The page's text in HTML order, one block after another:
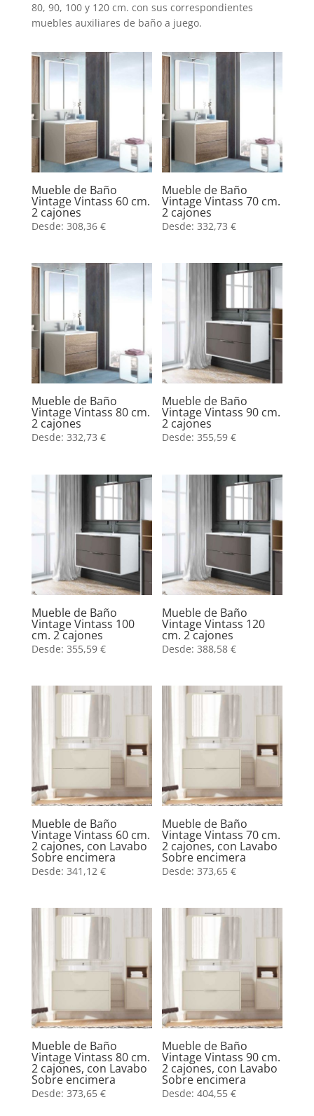
80, 90, 100 y 120 cm. con sus correspondientes
muebles auxiliares de baño a juego.
Mueble de Baño
Vintage Vintass 60 cm.
2 cajones
Desde: 308,36 €
Mueble de Baño
Vintage Vintass 70 cm.
2 cajones
Desde:332,73€
Mueble de Baño
Vintage Vintass 80 cm.
2 cajones
Desde: 332,73 €
Mueble de Baño
Vintage Vintass 90 cm.
2 cajones
Desde:355,59€
Mueble de Baño
Vintage Vintass 100
cm. 2 cajones
Desde: 355,59 €
Mueble de Baño
Vintage Vintass 120
cm. 2 cajones
Desde:388,58€
Mueble de Baño
Vintage Vintass 60 cm.
2 cajones, con Lavabo
Sobre encimera
Desde: 341,12 €
Mueble de Baño
Vintage Vintass 70 cm.
2 cajones, con Lavabo
Sobre encimera
Desde:373,65€
Mueble de Baño
Vintage Vintass 80 cm.
2 cajones, con Lavabo
Sobre encimera
Desde: 373,65 €
Mueble de Baño
Vintage Vintass 90 cm.
2 cajones, con Lavabo
Sobre encimera
Desde:404,55€